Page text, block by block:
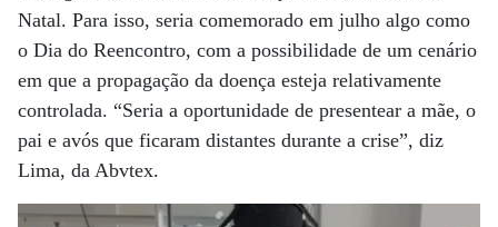
Natal. Para isso, seria comemorado em julho algo como
o Dia do Reencontro, com a possibilidade de um cenário
em que a propagação da doença esteja relativamente
controlada. “Seria a oportunidade de presentear a mãe, o
pai e avós que ficaram distantes durante a crise”, diz
Lima, da Abvtex.